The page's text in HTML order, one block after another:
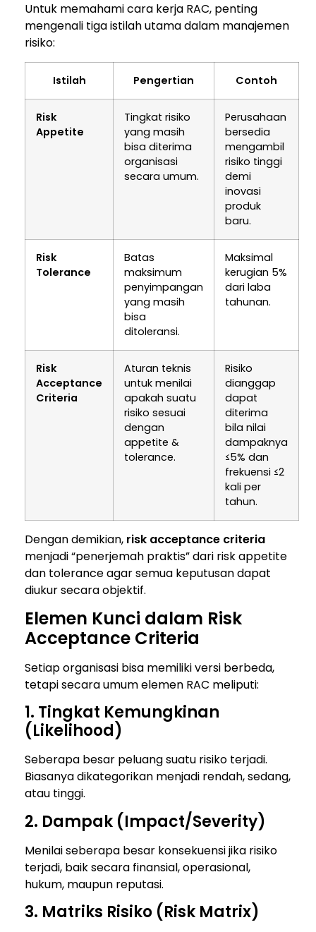
Untuk memahami cara kerja RAC, penting
mengenali tiga istilah utama dalam manajemen
risiko:
Istilah Pengertian Contoh
Risk
Appetite
Tingkat risiko
yang masih
bisa diterima
organisasi
secara umum.
Perusahaan
bersedia
mengambil
risiko tinggi
demi
inovasi
produk
baru.
Risk
Tolerance
Batas
maksimum
penyimpangan
yang masih
bisa
ditoleransi.
Maksimal
kerugian 5%
dari laba
tahunan.
Risk
Acceptance
Criteria
Aturan teknis
untuk menilai
apakah suatu
risiko sesuai
dengan
appetite &
tolerance.
Risiko
dianggap
dapat
diterima
bila nilai
dampaknya
≤5% dan
frekuensi ≤2
kali per
tahun.
Dengan demikian, risk acceptance criteria
menjadi “penerjemah praktis” dari risk appetite
dan tolerance agar semua keputusan dapat
diukur secara objektif.
Elemen Kunci dalam Risk
Acceptance Criteria
Setiap organisasi bisa memiliki versi berbeda,
tetapi secara umum elemen RAC meliputi:
1. Tingkat Kemungkinan
(Likelihood)
Seberapa besar peluang suatu risiko terjadi.
Biasanya dikategorikan menjadi rendah, sedang,
atau tinggi.
2. Dampak (Impact/Severity)
Menilai seberapa besar konsekuensi jika risiko
terjadi, baik secara finansial, operasional,
hukum, maupun reputasi.
3. Matriks Risiko (Risk Matrix)